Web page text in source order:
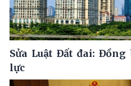
Sửa Luật Đất đai:
lực